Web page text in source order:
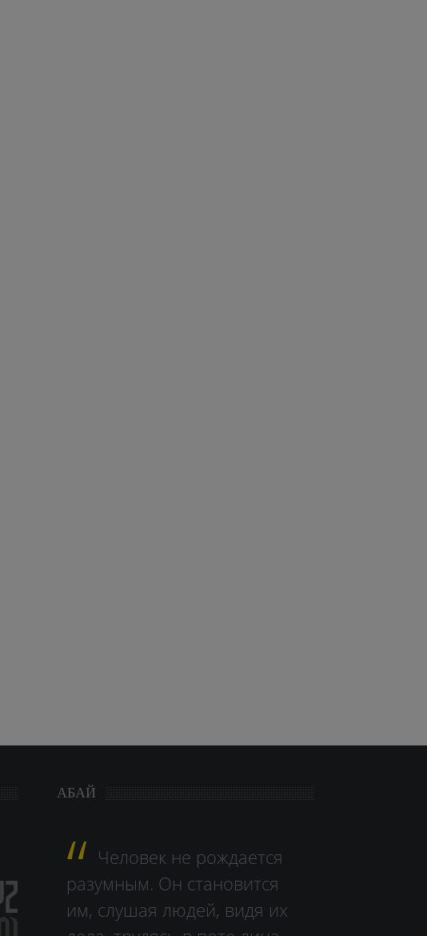
АБАЙ
Человек не рождается
разумным. Он становится
им, слушая людей, видя их